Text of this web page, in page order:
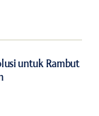
untuk Rambut